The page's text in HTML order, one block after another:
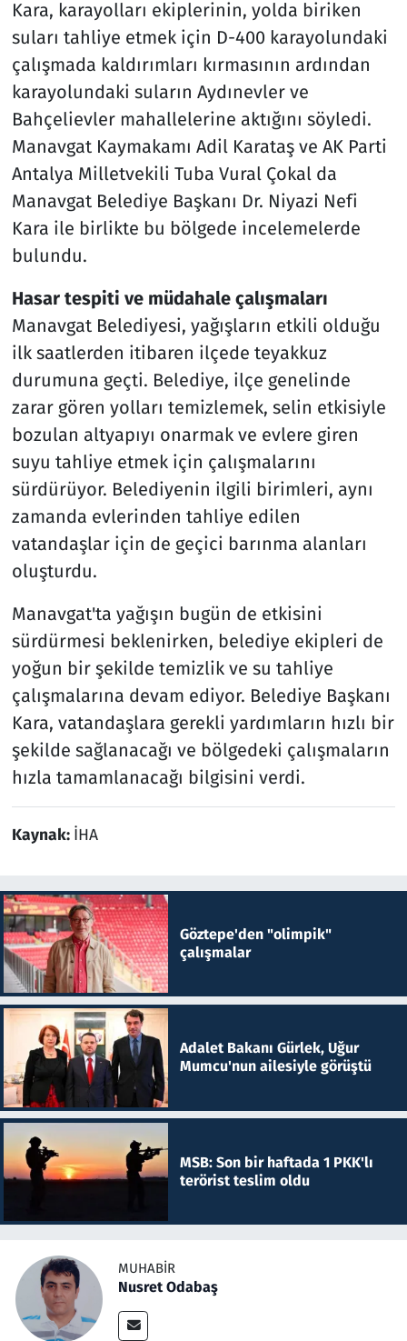
Kara, karayolları ekiplerinin, yolda biriken
suları tahliye etmek için D-400 karayolundaki
çalışmada kaldırımları kırmasının ardından
karayolundaki suların Aydınevler ve
Bahçelievler mahallelerine aktığını söyledi.
Manavgat Kaymakamı Adil Karataş ve AK Parti
Antalya Milletvekili Tuba Vural Çokal da
Manavgat Belediye Başkanı Dr. Niyazi Nefi
Kara ile birlikte bu bölgede incelemelerde
bulundu.
Hasar tespiti ve müdahale çalışmaları
Manavgat Belediyesi, yağışların etkili olduğu
ilk saatlerden itibaren ilçede teyakkuz
durumuna geçti. Belediye, ilçe genelinde
zarar gören yolları temizlemek, selin etkisiyle
bozulan altyapıyı onarmak ve evlere giren
suyu tahliye etmek için çalışmalarını
sürdürüyor. Belediyenin ilgili birimleri, aynı
zamanda evlerinden tahliye edilen
vatandaşlar için de geçici barınma alanları
oluşturdu.
Manavgat'ta yağışın bugün de etkisini
sürdürmesi beklenirken, belediye ekipleri de
yoğun bir şekilde temizlik ve su tahliye
çalışmalarına devam ediyor. Belediye Başkanı
Kara, vatandaşlara gerekli yardımların hızlı bir
şekilde sağlanacağı ve bölgedeki çalışmaların
hızla tamamlanacağı bilgisini verdi.
Kaynak: İHA
Göztepe'den "olimpik"
çalışmalar
Adalet Bakanı Gürlek, Uğur
Mumcu'nun ailesiyle görüştü
MSB: Son bir haftada 1 PKK'lı
terörist teslim oldu
MUHABIR
Nusret Odabaş